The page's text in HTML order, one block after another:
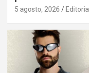
5 agosto, 2026 Editorial